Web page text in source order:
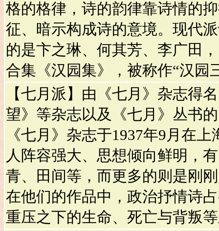
格的格律，诗的韵律靠诗情的
征、暗示构成诗的意境。现代
的是卞之琳、何其芳、李广田
合集《汉园集》，被称作“汉园
【七月派】由《七月》杂志得
望》等杂志以及《七月》丛书
《七月》杂志于1937年9月在
人阵容强大、思想倾向鲜明，
青、田间等，而更多的则是刚
在他们的作品中，政治抒情诗
重压之下的生命、死亡与背叛